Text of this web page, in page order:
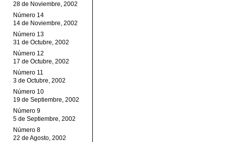
28 de Noviembre, 2002
Número 14
14 de Noviembre, 2002
Número 13
31 de Octubre, 2002
Número 12
17 de Octubre, 2002
Número 11
3 de Octubre, 2002
Número 10
19 de Septiembre, 2002
Número 9
5 de Septiembre, 2002
Número 8
22 de Agosto, 2002